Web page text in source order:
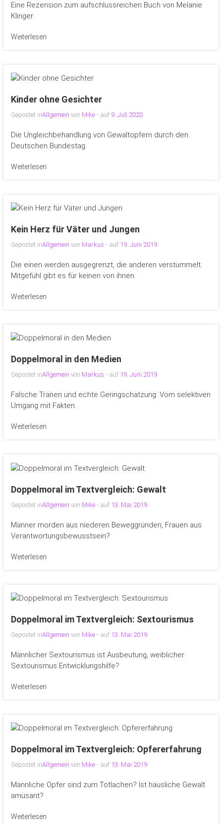
Eine Rezension zum aufschlussreichen Buch von Melanie
Klinger.
Weiterlesen
Kinder ohne Gesichter
Gepostet inAllgemein von Mike - auf 9. Juli 2020
Die Ungleichbehandlung von Gewaltopfern durch den
Deutschen Bundestag.
Weiterlesen
Kein Herz für Väter und Jungen
Gepostet inAllgemein von Markus - auf 19. Juni 2019
Die einen werden ausgegrenzt, die anderen verstümmelt.
Mitgefühl gibt es für keinen von ihnen.
Weiterlesen
Doppelmoral in den Medien
Gepostet inAllgemein von Markus - auf 19. Juni 2019
Falsche Tränen und echte Geringschätzung: Vom selektiven
Umgang mit Fakten.
Weiterlesen
Doppelmoral im Textvergleich: Gewalt
Gepostet inAllgemein von Mike - auf 13. Mai 2019
Männer morden aus niederen Beweggründen, Frauen aus
Verantwortungsbewusstsein?
Weiterlesen
Doppelmoral im Textvergleich: Sextourismus
Gepostet inAllgemein von Mike - auf 13. Mai 2019
Männlicher Sextourismus ist Ausbeutung, weiblicher
Sextourismus Entwicklungshilfe?
Weiterlesen
Doppelmoral im Textvergleich: Opfererfahrung
Gepostet inAllgemein von Mike - auf 13. Mai 2019
Männliche Opfer sind zum Totlachen? Ist häusliche Gewalt
amüsant?
Weiterlesen